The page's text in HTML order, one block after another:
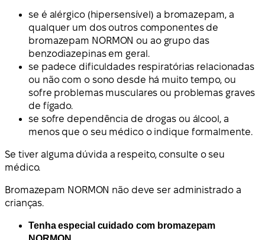
se é alérgico (hipersensível) a bromazepam, a
qualquer um dos outros componentes de
bromazepam NORMON ou ao grupo das
benzodiazepinas em geral.
se padece dificuldades respiratórias relacionadas
ou não com o sono desde há muito tempo, ou
sofre problemas musculares ou problemas graves
de fígado.
se sofre dependência de drogas ou álcool, a
menos que o seu médico o indique formalmente.
Se tiver alguma dúvida a respeito, consulte o seu
médico.
Bromazepam NORMON não deve ser administrado a
crianças.
Tenha especial cuidado com bromazepam